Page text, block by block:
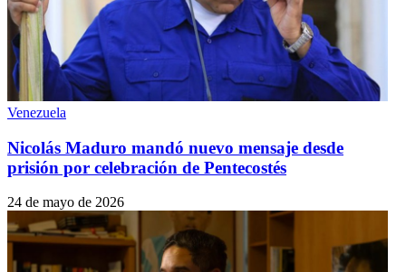
Venezuela
Nicolás Maduro mandó nuevo mensaje desde
prisión por celebración de Pentecostés
24 de mayo de 2026